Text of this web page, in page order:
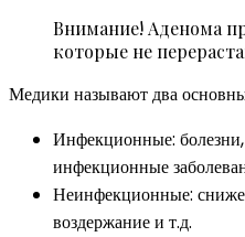
Внимание! Аденома
которые не
Медики называют два
Инфекционные:
инфекционные
Неинфекционные:
воздержание и т.д.